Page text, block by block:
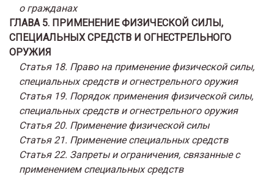
о гражданах
ГЛАВА 5. ПРИМЕНЕНИЕ ФИЗИЧЕСКОЙ СИЛЫ,
СПЕЦИАЛЬНЫХ СРЕДСТВ И ОГНЕСТРЕЛЬНОГО
ОРУЖИЯ
Статья 18. Право на применение физической силы,
специальных средств и огнестрельного оружия
Статья 19. Порядок применения физической силы,
специальных средств и огнестрельного оружия
Статья 20. Применение физической силы
Статья 21. Применение специальных средств
Статья 22. Запреты и ограничения, связанные с
применением специальных средств